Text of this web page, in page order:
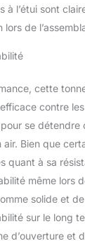
un
pieds
l'espace
portable
auvent
avec
de
portable
Notre sac
plupart
à l’étui sont
de
cette
contre
se détendre
Bien que
quant à sa
même lors
solide et
sur le long
d’ouverture et